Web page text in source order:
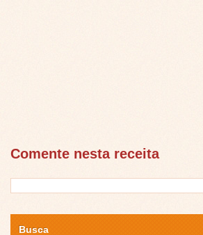
Comente nesta receita
Busca